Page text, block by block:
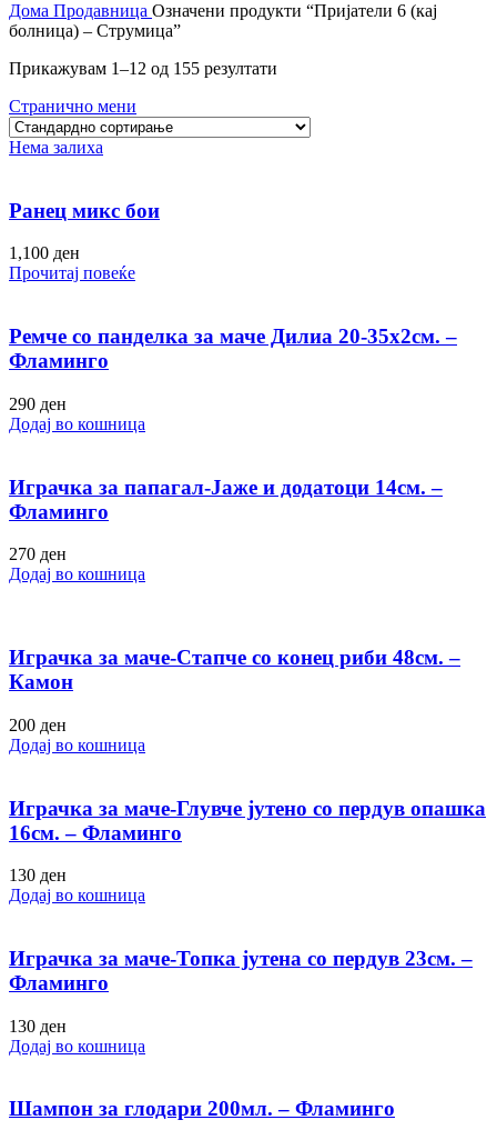
Дома Продавница Означени продукти “Пријатели 6 (кај
болница) – Струмица”
Прикажувам 1–12 од 155 резултати
Странично мени
Нема залиха
Ранец микс бои
1,100 ден
Прочитај повеќе
Ремче со панделка за маче Дилиа 20-35х2см. –
Фламинго
290 ден
Додај во кошница
Играчка за папагал-Јаже и додатоци 14см. –
Фламинго
270 ден
Додај во кошница
Играчка за маче-Стапче со конец риби 48см. –
Камон
200 ден
Додај во кошница
Играчка за маче-Глувче јутено со пердув опашка
16см. – Фламинго
130 ден
Додај во кошница
Играчка за маче-Топка јутена со пердув 23см. –
Фламинго
130 ден
Додај во кошница
Шампон за глодари 200мл. – Фламинго